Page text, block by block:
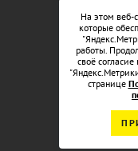
На этом веб-
которые
работы.
своё
странице